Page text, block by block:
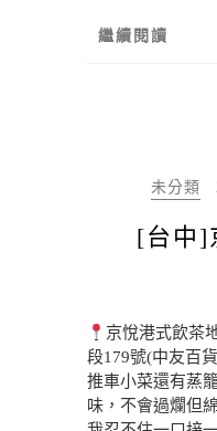
繼續閱讀
未分類
[台中]
京悅港式飲茶
段179號(中友百
推車小菜還有蒸
味，不會過爛但